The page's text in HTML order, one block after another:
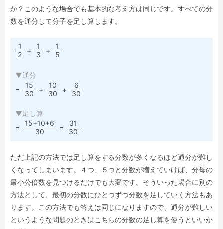
か？このような場合でも基本的な考え方は同じです。すべての分
数を通分して分子を足し算します。
1
2
+
1
3
+
1
5
▼通分
=
15
30
+
10
30
+
6
30
▼足し算
=
15+10+6
30
=
31
30
ただ上記の方法では足し算をする分数が多くなるほど通分が難し
くなってしまいます。４つ、５つと分数が増えていけば、分母の
最小公倍数を見つけるだけでも大変です。そういった場合に別の
方法として、最初の分数にひとつずつ分数を足していく方法もあ
ります。この方法でも答えは同じになりますので、通分が難しい
というような問題のときはこちらの分数の足し算を使うといいか